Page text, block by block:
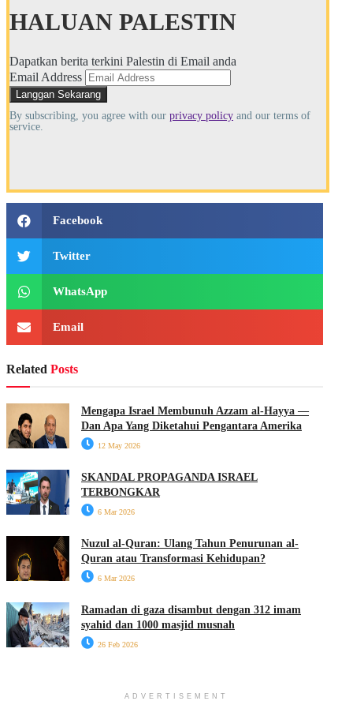
HALUAN PALESTIN
Dapatkan berita terkini Palestin di Email anda
Email Address
By subscribing, you agree with our privacy policy and our terms of
service.
Facebook
Twitter
WhatsApp
Email
Related Posts
Mengapa Israel Membunuh Azzam al-Hayya —
Dan Apa Yang Diketahui Pengantara Amerika
12 May 2026
SKANDAL PROPAGANDA ISRAEL
TERBONGKAR
6 Mar 2026
Nuzul al-Quran: Ulang Tahun Penurunan al-
Quran atau Transformasi Kehidupan?
6 Mar 2026
Ramadan di gaza disambut dengan 312 imam
syahid dan 1000 masjid musnah
26 Feb 2026
ADVERTISEMENT